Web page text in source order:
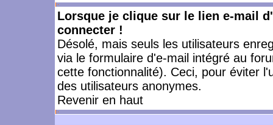
Lorsque je clique sur le lien e-mail
connecter !
Désolé, mais seuls les utilisateurs
via le formulaire d'e-mail intégré au
cette fonctionnalité). Ceci, pour éviter
des utilisateurs anonymes.
Revenir en haut